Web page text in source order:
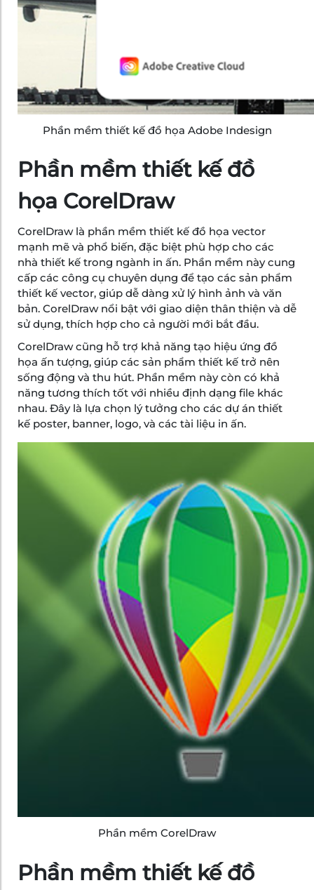
Phần mềm thiết kế đồ họa Adobe Indesign
Phần mềm thiết kế đồ
họa CorelDraw
CorelDraw là phần mềm thiết kế đồ họa vector
mạnh mẽ và phổ biến, đặc biệt phù hợp cho các
nhà thiết kế trong ngành in ấn. Phần mềm này cung
cấp các công cụ chuyên dụng để tạo các sản phẩm
thiết kế vector, giúp dễ dàng xử lý hình ảnh và văn
bản. CorelDraw nổi bật với giao diện thân thiện và dễ
sử dụng, thích hợp cho cả người mới bắt đầu.
CorelDraw cũng hỗ trợ khả năng tạo hiệu ứng đồ
họa ấn tượng, giúp các sản phẩm thiết kế trở nên
sống động và thu hút. Phần mềm này còn có khả
năng tương thích tốt với nhiều định dạng file khác
nhau. Đây là lựa chọn lý tưởng cho các dự án thiết
kế poster, banner, logo, và các tài liệu in ấn.
Phần mềm CorelDraw
Phần mềm thiết kế đồ